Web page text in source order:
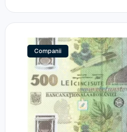
Companii